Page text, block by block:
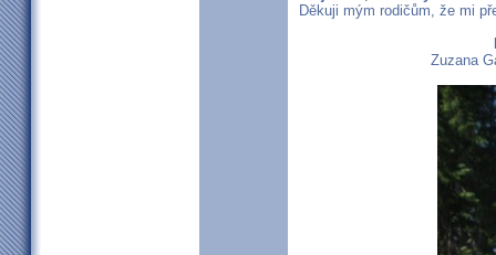
Děkuji mým rodičům, že mi
Zuzana